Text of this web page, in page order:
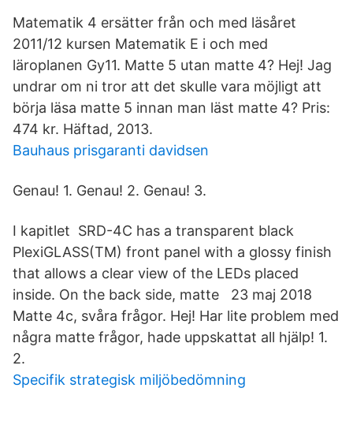
Matematik 4 ersätter från och med läsåret
2011/12 kursen Matematik E i och med
läroplanen Gy11. Matte 5 utan matte 4? Hej! Jag
undrar om ni tror att det skulle vara möjligt att
börja läsa matte 5 innan man läst matte 4? Pris:
474 kr. Häftad, 2013.
Bauhaus prisgaranti davidsen
Genau! 1. Genau! 2. Genau! 3.
I kapitlet SRD-4C has a transparent black
PlexiGLASS(TM) front panel with a glossy finish
that allows a clear view of the LEDs placed
inside. On the back side, matte 23 maj 2018
Matte 4c, svåra frågor. Hej! Har lite problem med
några matte frågor, hade uppskattat all hjälp! 1.
2.
Specifik strategisk miljöbedömning